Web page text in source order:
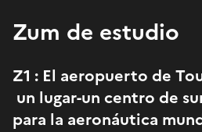
Zum de estudio
Z1 : El aeropuerto de
un lugar-un centro de
para la aeronáutica